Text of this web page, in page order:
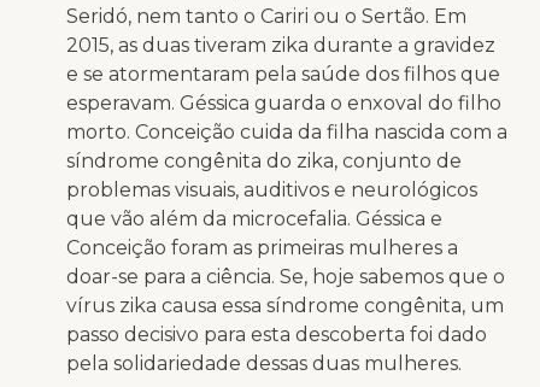
Seridó, nem tanto o Cariri ou o Sertão. Em
2015, as duas tiveram zika durante a gravidez
e se atormentaram pela saúde dos filhos que
esperavam. Géssica guarda o enxoval do filho
morto. Conceição cuida da filha nascida com a
síndrome congênita do zika, conjunto de
problemas visuais, auditivos e neurológicos
que vão além da microcefalia. Géssica e
Conceição foram as primeiras mulheres a
doar-se para a ciência. Se, hoje sabemos que o
vírus zika causa essa síndrome congênita, um
passo decisivo para esta descoberta foi dado
pela solidariedade dessas duas mulheres.